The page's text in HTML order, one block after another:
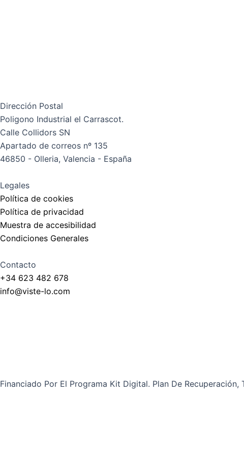
Dirección Postal
Poligono Industrial el Carrascot.
Calle Collidors SN
Apartado de correos nº 135
46850 - Olleria, Valencia - España
Legales
Política de cookies
Política de privacidad
Muestra de accesibilidad
Condiciones Generales
Contacto
+34 623 482 678
info@viste-lo.com
Financiado Por El Programa Kit Digital. Plan De